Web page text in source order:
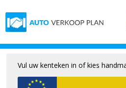
Vul uw kenteken in of kies